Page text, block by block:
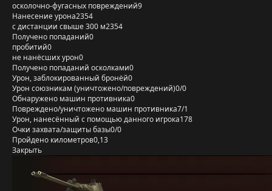
осколочно-фугасных повреждений9
Нанесение урона2354
с дистанции свыше 300 м2354
Получено попаданий0
пробитий0
не нанёсших урон0
Получено попаданий осколками0
Урон, заблокированный бронёй0
Урон союзникам (уничтожено/повреждений)0/0
Обнаружено машин противника0
Повреждено/уничтожено машин противника7/1
Урон, нанесённый с помощью данного игрока178
Очки захвата/защиты базы0/0
Пройдено километров0,13
Закрыть